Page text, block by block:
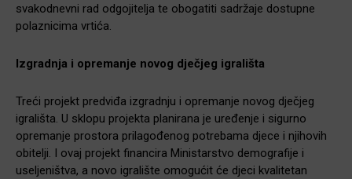
svakodnevni rad odgojitelja te obogatiti sadržaje dostupne
polaznicima vrtića.
Izgradnja i opremanje novog dječjeg igrališta
Treći projekt predviđa izgradnju i opremanje novog dječjeg
igrališta. U sklopu projekta planirana je uređenje i sigurno
opremanje prostora prilagođenog potrebama djece i njihovih
obitelji. I ovaj projekt financira Ministarstvo demografije i
useljeništva, a novo igralište omogućit će djeci kvalitetan